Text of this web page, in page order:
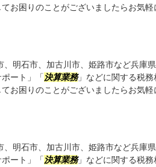
お困りのことがございましたらお気軽
、明石市、加古川市、姫路市など兵庫
ート」「 決算業務」などに関する税務
お困りのことがございましたらお気軽
、明石市、加古川市、姫路市など兵庫
ート」「 決算業務」などに関する税務